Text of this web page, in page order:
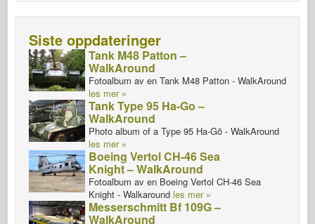
Siste oppdateringer
Tank M48 Patton –
WalkAround
Fotoalbum av en Tank M48 Patton - WalkAround
les mer »
Tank Type 95 Ha-Go –
WalkAround
Photo album of a Type 95 Ha-Gō - WalkAround
les mer »
Boeing Vertol CH-46 Sea
Knight – WalkAround
Fotoalbum av en Boeing Vertol CH-46 Sea
Knight - Walkaround les mer »
Messerschmitt Bf 109G –
WalkAround